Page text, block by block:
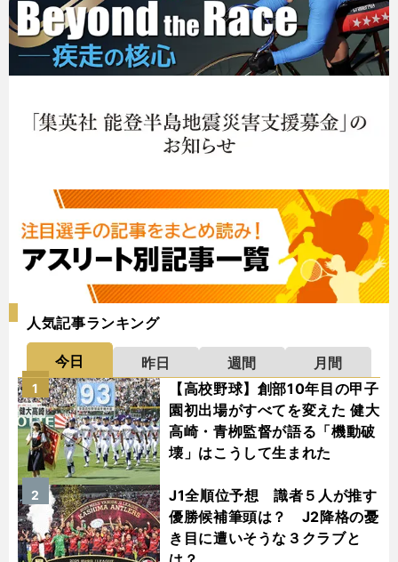
人気記事ランキング
今日 昨日 週間
月間
【高校野球】創部10年目の甲子
園初出場がすべてを変えた 健大
高崎・青栁監督が語る「機動破
壊」はこうして生まれた
1
J1全順位予想 識者５人が推す
優勝候補筆頭は？ J2降格の憂
き目に遭いそうな３クラブと
2